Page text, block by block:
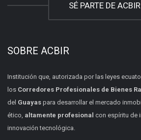
SÉ PARTE DE ACBIR
SOBRE ACBIR
Institución que, autorizada por las leyes
los Corredores Profesionales de Bienes
del Guayas para desarrollar el mercado
ético, altamente profesional con espíritu de
innovación tecnológica.